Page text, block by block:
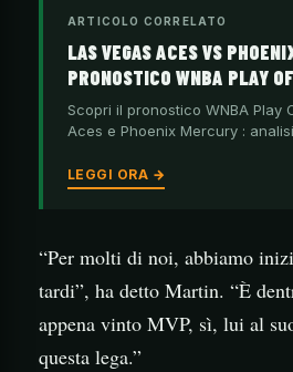
ARTICOLO CORRELATO
LAS VEGAS ACES VS
PRONOSTICO WNBA PLAY
Scopri il pronostico WNBA Play
Aces e Phoenix Mercury :
LEGGI ORA →
“Per molti di noi, abbiamo
tardi”, ha detto Martin. “È
appena vinto MVP, sì, lui al
questa lega.”